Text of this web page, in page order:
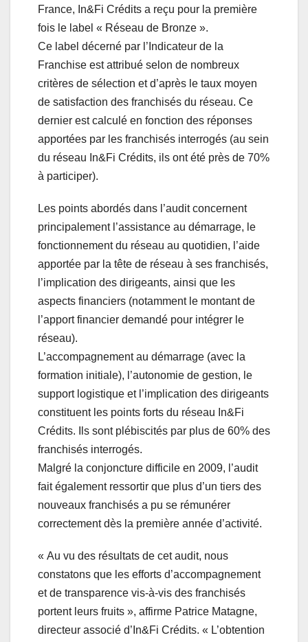
France, In&Fi Crédits a reçu pour la première
fois le label « Réseau de Bronze ».
Ce label décerné par l’Indicateur de la
Franchise est attribué selon de nombreux
critères de sélection et d’après le taux moyen
de satisfaction des franchisés du réseau. Ce
dernier est calculé en fonction des réponses
apportées par les franchisés interrogés (au sein
du réseau In&Fi Crédits, ils ont été près de 70%
à participer).
Les points abordés dans l’audit concernent
principalement l’assistance au démarrage, le
fonctionnement du réseau au quotidien, l’aide
apportée par la tête de réseau à ses franchisés,
l’implication des dirigeants, ainsi que les
aspects financiers (notamment le montant de
l’apport financier demandé pour intégrer le
réseau).
L’accompagnement au démarrage (avec la
formation initiale), l’autonomie de gestion, le
support logistique et l’implication des dirigeants
constituent les points forts du réseau In&Fi
Crédits. Ils sont plébiscités par plus de 60% des
franchisés interrogés.
Malgré la conjoncture difficile en 2009, l’audit
fait également ressortir que plus d’un tiers des
nouveaux franchisés a pu se rémunérer
correctement dès la première année d’activité.
« Au vu des résultats de cet audit, nous
constatons que les efforts d’accompagnement
et de transparence vis-à-vis des franchisés
portent leurs fruits », affirme Patrice Matagne,
directeur associé d’In&Fi Crédits. « L’obtention